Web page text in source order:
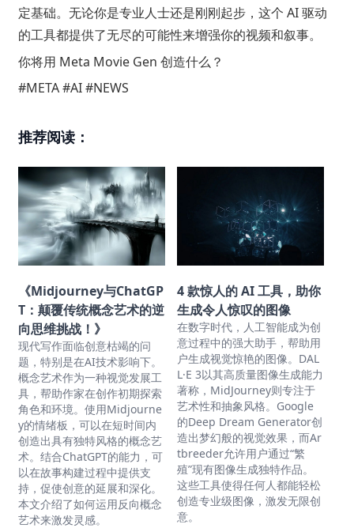
定基础。无论你是专业人士还是刚刚起步，这个 AI 驱动
的工具都提供了无尽的可能性来增强你的视频和叙事。
你将用 Meta Movie Gen 创造什么？
#META #AI #NEWS
推荐阅读：
《Midjourney与ChatGP
T：颠覆传统概念艺术的逆
向思维挑战！》
现代写作面临创意枯竭的问
题，特别是在AI技术影响下。
概念艺术作为一种视觉发展工
具，帮助作家在创作初期探索
角色和环境。使用Midjourne
y的情绪板，可以在短时间内
创造出具有独特风格的概念艺
术。结合ChatGPT的能力，可
以在故事构建过程中提供支
持，促使创意的延展和深化。
本文介绍了如何运用反向概念
艺术来激发灵感。
4 款惊人的 AI 工具，助你
生成令人惊叹的图像
在数字时代，人工智能成为创
意过程中的强大助手，帮助用
户生成视觉惊艳的图像。DAL
L·E 3以其高质量图像生成能力
著称，MidJourney则专注于
艺术性和抽象风格。Google
的Deep Dream Generator创
造出梦幻般的视觉效果，而Ar
tbreeder允许用户通过“繁
殖”现有图像生成独特作品。
这些工具使得任何人都能轻松
创造专业级图像，激发无限创
意。